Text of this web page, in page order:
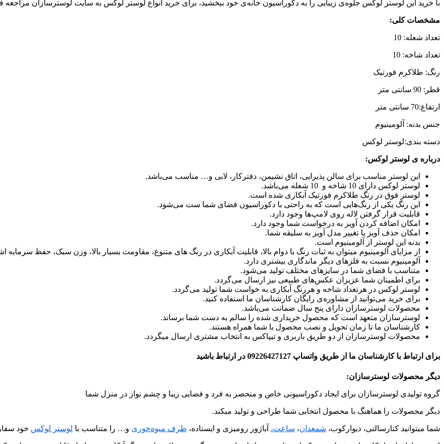
با خرید این لوستر لوکس جلوه‌ی زیبایی را به دکوراسیون خانه‌ی خود ببخشید، برای خرید انواع لوستر لوکس به سایت لوسترسازان مراجعه
مشخصات کلی:
تعداد شعله: 10
تعداد شاخه: 10
رنگ: طلاکرم فورتیک
قطر: 90 سانتی متر
ارتفاع:70 سانتی متر
جنس بدنه: آلومینیوم
دسته بندی:لوستر لوکس
درباره ی لوستر لوکس:
این لوستر مناسب برای سالن پذیرایی، اتاق نشیمن، دفترکار، لابی و… مناسب می‌باشد.
لوستر لوکس دارای 10 شاخه و 10 شعله می‌باشد.
لوستر فوق در رنگ طلاکرم فورتیک آبکاری شده است.
این رنگ یکی از رنگ‌هایی است که به راحتی با دکوراسیون فضای شما ست می‌شود.
قابلیت قرار گرفتن لاله روی لامپ‌ها وجود دارد.
امکان اضافه کردن آویز به درخواست شما وجود دارد.
امکان حذف آویز یا تغییر مدل آویز به سلیقه شما.
بدنه این لوستر از آلومینیوم است.
از مزایای آلومینیوم میتوان به ثبات رنگ با دوام بالا، قابلیت آبکاری در رنگ های متنوع، مقاومت بسیار بالا، وزن سبک، حفظ سرمایه
آلومینیوم نسبت به فلزهای دیگر ماندگاری بیشتری دارد.
متناسب با فضای شما در سایزهای مختلف تولید می‌شود.
برای اطمینان شما عزیزان عکس‌های طبیعی نیز ارسال می‌گردد.
لوستر لوکس در هرتعداد شاخه و هررنگ آبکاری به خواست شما تولید می‌گردد.
برای خرید می‌توانید از مشاوره‌ی رایگان کارشناسان ما استفاده کنید.
محصولات لوسترسازان دارای پنج سال ضمانت می‌باشد.
لوسترسازان متعهد است که محصول خریداری شده را سالم به دست شما برساند.
کارشناسان ما تا زمان تحویل و نصب محصول با شما همراه هستند.
محصولات لوسترسازان از دو طریق باربری و تیپاکس به انتخاب مشتری ارسال میگردد.
برای ارتباط با کارشناسان ما از طریق واتساپ 09226427127 در ارتباط باشید
دیگر محصولات لوسترسازان:
گروه تولیدی لوسترسازان برای ایجاد دکوراسیونی خاص و منحصر به فرد و فضایی زیبا و چشم نواز در منزل شما
دیگر محصولات را هماهنگ با محصول انتخابی شما طراحی و تولید میکند.
شما میتوانید کنارسالنی، دیوارکوب، شمعدان، ساعت، آباژور رومیزی و ایستاده، ظرف میوه‌خوری و… را متناسب با لوستر لوکس خود